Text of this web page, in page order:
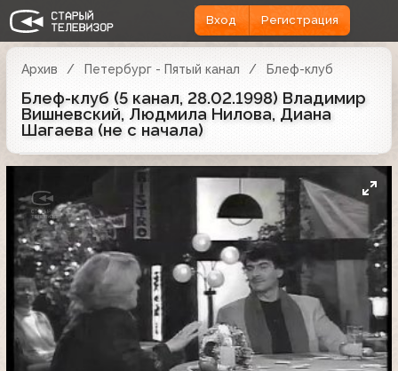
Вход Регистрация
Архив Петербург - Пятый канал Блеф-клуб
Блеф-клуб (5 канал, 28.02.1998) Владимир
Вишневский, Людмила Нилова, Диана
Шагаева (не с начала)